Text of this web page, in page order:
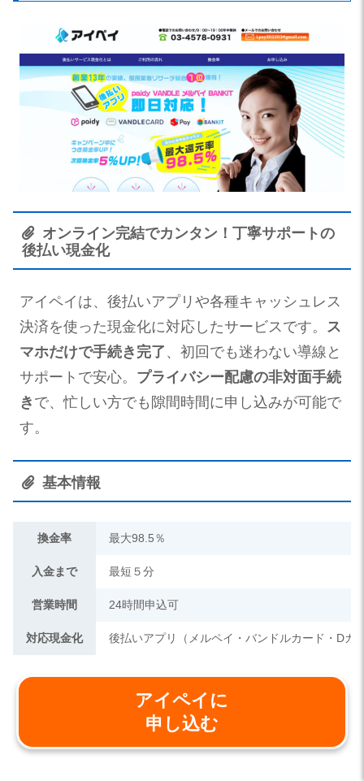
オンライン完結でカンタン！丁寧サポートの
後払い現金化
アイペイは、後払いアプリや各種キャッシュレス
決済を使った現金化に対応したサービスです。 ス
マホだけで手続き完了 、初回でも迷わない導線と
サポートで安心。 プライバシー配慮の非対面手続
き で、忙しい方でも隙間時間に申し込みが可能で
す。
基本情報
換金率 最大98.5％
入金まで 最短５分
営業時間 24時間申込可
対応現金化 後払いアプリ（メルペイ・バンドルカード・Dカ
アイペイに
申し込む